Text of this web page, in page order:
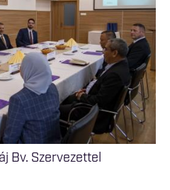
Bv. Szervezettel